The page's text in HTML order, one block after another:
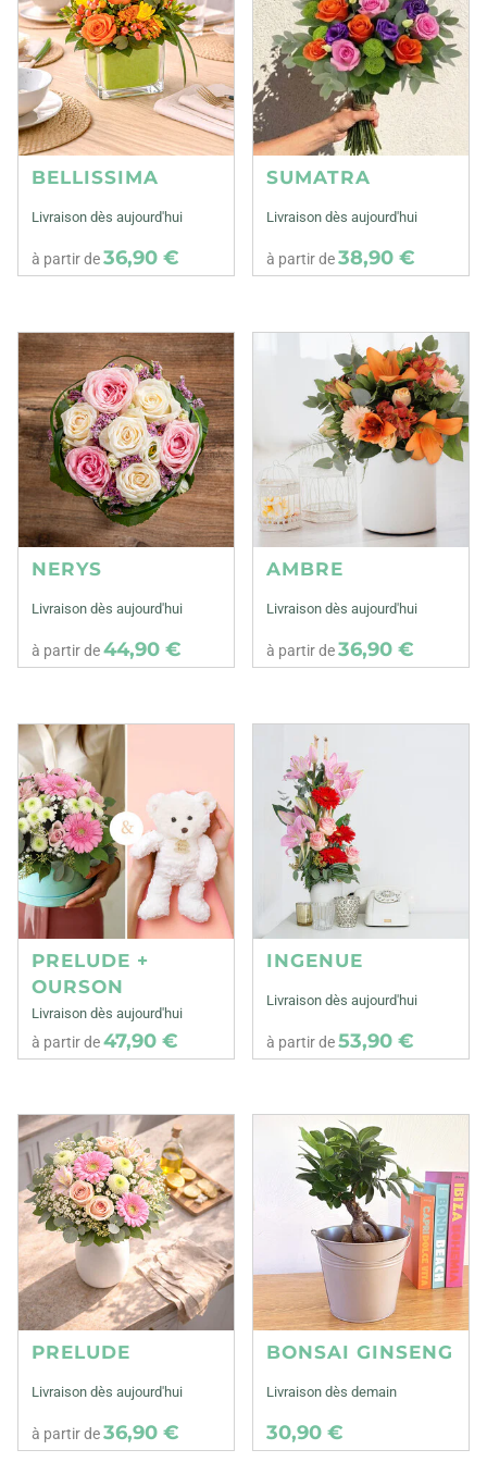
BELLISSIMA
Livraison dès aujourd'hui
à partir de36,90 €
SUMATRA
Livraison dès aujourd'hui
à partir de38,90 €
NERYS
Livraison dès aujourd'hui
à partir de44,90 €
AMBRE
Livraison dès aujourd'hui
à partir de36,90 €
PRELUDE +
OURSON
Livraison dès aujourd'hui
à partir de47,90 €
INGENUE
Livraison dès aujourd'hui
à partir de53,90 €
PRELUDE
Livraison dès aujourd'hui
à partir de36,90 €
BONSAI GINSENG
Livraison dès demain
30,90 €